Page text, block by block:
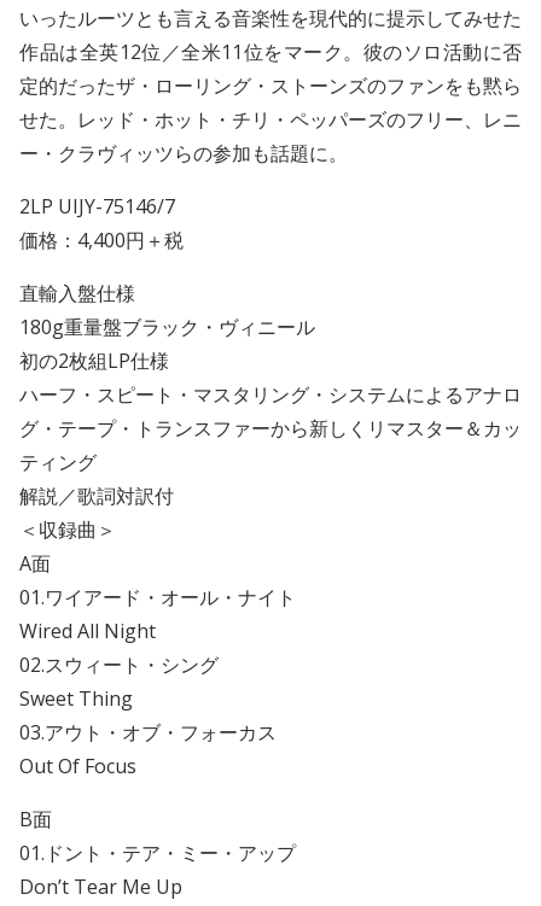
いったルーツとも言える音楽性を現代的に提示してみせた
作品は全英12位／全米11位をマーク。彼のソロ活動に否
定的だったザ・ローリング・ストーンズのファンをも黙ら
せた。レッド・ホット・チリ・ペッパーズのフリー、レニ
ー・クラヴィッツらの参加も話題に。
2LP UIJY-75146/7
価格：4,400円＋税
直輸入盤仕様
180g重量盤ブラック・ヴィニール
初の2枚組LP仕様
ハーフ・スピート・マスタリング・システムによるアナロ
グ・テープ・トランスファーから新しくリマスター＆カッ
ティング
解説／歌詞対訳付
＜収録曲＞
A面
01.ワイアード・オール・ナイト
Wired All Night
02.スウィート・シング
Sweet Thing
03.アウト・オブ・フォーカス
Out Of Focus
B面
01.ドント・テア・ミー・アップ
Don’t Tear Me Up